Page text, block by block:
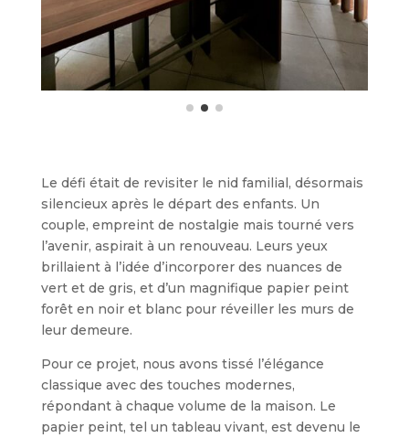
Le défi était de revisiter le nid familial, désormais
silencieux après le départ des enfants. Un
couple, empreint de nostalgie mais tourné vers
l’avenir, aspirait à un renouveau. Leurs yeux
brillaient à l’idée d’incorporer des nuances de
vert et de gris, et d’un magnifique papier peint
forêt en noir et blanc pour réveiller les murs de
leur demeure.
Pour ce projet, nous avons tissé l’élégance
classique avec des touches modernes,
répondant à chaque volume de la maison. Le
papier peint, tel un tableau vivant, est devenu le